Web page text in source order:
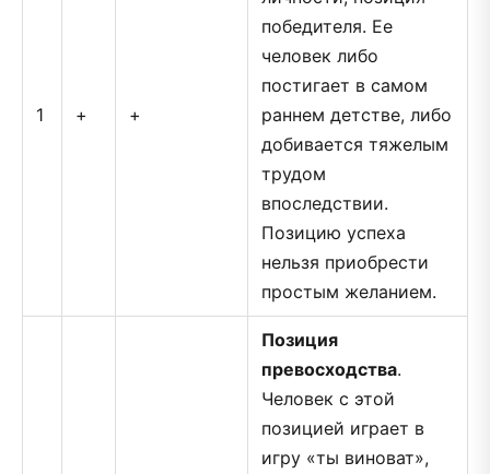
1 + +
победителя. Ее
человек либо
постигает в самом
раннем детстве, либо
добивается тяжелым
трудом
впоследствии.
Позицию успеха
нельзя приобрести
простым желанием.
Позиция
превосходства.
Человек с этой
позицией играет в
игру «ты виноват»,